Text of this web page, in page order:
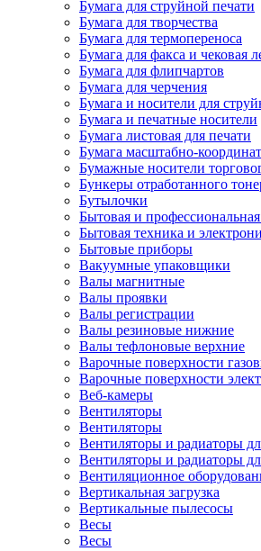
Бумага для струйной печати
Бумага для творчества
Бумага для термопереноса
Бумага для факса и чековая
Бумага для флипчартов
Бумага для черчения
Бумага и носители для
Бумага и печатные носители
Бумага листовая для печати
Бумага масштабно-
Бумажные носители
Бункеры отработанного
Бутылочки
Бытовая и
Бытовая техника и
Бытовые приборы
Вакуумные упаковщики
Валы магнитные
Валы проявки
Валы регистрации
Валы резиновые нижние
Валы тефлоновые верхние
Варочные поверхности
Варочные поверхности
Веб-камеры
Вентиляторы
Вентиляторы
Вентиляторы и радиаторы
Вентиляторы и радиаторы
Вентиляционное
Вертикальная загрузка
Вертикальные пылесосы
Весы
Весы